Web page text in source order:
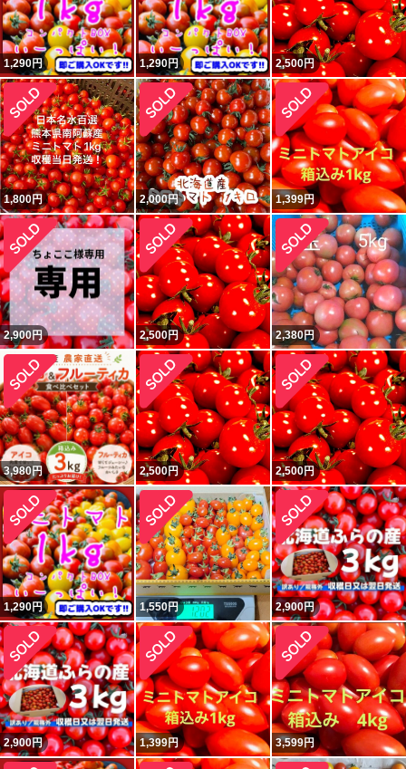
1,290円 1,290円 2,500円
1,800円 2,000円 1,399円
2,900円 2,500円 2,380円
3,980円 2,500円 2,500円
1,290円 1,550円 2,900円
2,900円 1,399円 3,599円